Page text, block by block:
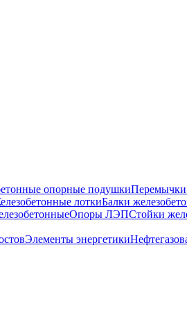
опорные подушкиПеремычки
лоткиБалки
Опоры ЛЭПСтойки
Элементы энергетики